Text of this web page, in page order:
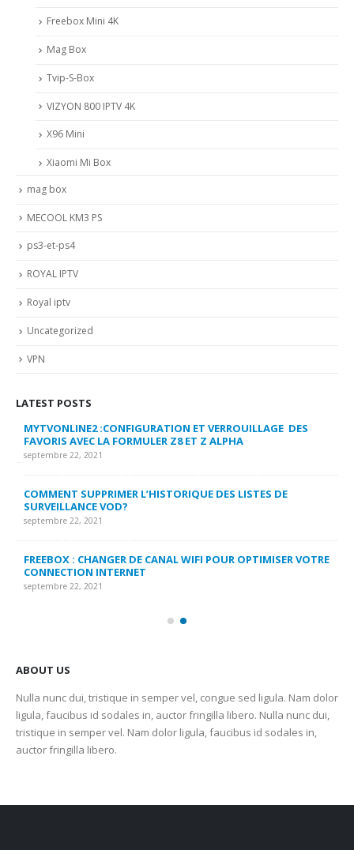
Freebox Mini 4K
Mag Box
Tvip-S-Box
VIZYON 800 IPTV 4K
X96 Mini
Xiaomi Mi Box
mag box
MECOOL KM3 PS
ps3-et-ps4
ROYAL IPTV
Royal iptv
Uncategorized
VPN
LATEST POSTS
MYTVONLINE2 :CONFIGURATION ET VERROUILLAGE DES
FAVORIS AVEC LA FORMULER Z8 ET Z ALPHA
septembre 22, 2021
COMMENT SUPPRIMER L’HISTORIQUE DES LISTES DE
SURVEILLANCE VOD?
septembre 22, 2021
FREEBOX : CHANGER DE CANAL WIFI POUR OPTIMISER VOTRE
CONNECTION INTERNET
septembre 22, 2021
ABOUT US
Nulla nunc dui, tristique in semper vel, congue sed ligula. Nam dolor
ligula, faucibus id sodales in, auctor fringilla libero. Nulla nunc dui,
tristique in semper vel. Nam dolor ligula, faucibus id sodales in,
auctor fringilla libero.